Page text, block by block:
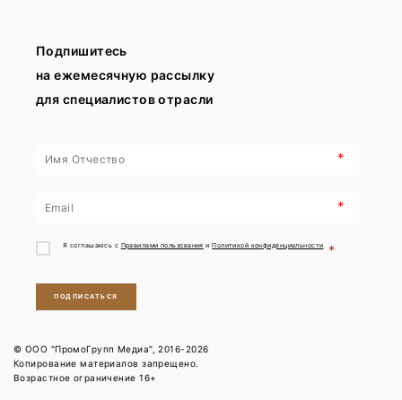
Подпишитесь
на ежемесячную рассылку
для специалистов отрасли
*
*
Я соглашаюсь с Правилами пользования иПолитикой конфиденциальности *
ПОДПИСАТЬСЯ
© ООО "ПромоГрупп Медиа", 2016-2026
Копирование материалов запрещено.
Возрастное ограничение 16+